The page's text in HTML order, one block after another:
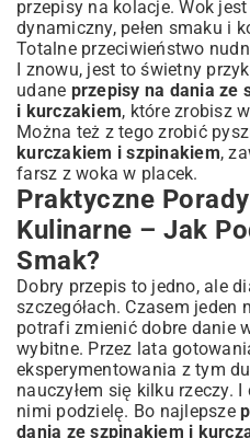
przepisy na kolacje. Wok jest
dynamiczny, pełen smaku i
Totalne przeciwieństwo
I znowu, jest to świetny
udane przepisy na dania ze
i kurczakiem, które zrobisz
Można też z tego zrobić
kurczakiem i szpinakiem,
farsz z woka w placek.
Praktyczne
Kulinarne – Jak
Smak?
Dobry przepis to jedno, ale
szczegółach. Czasem jeden
potrafi zmienić dobre danie
wybitne. Przez lata
eksperymentowania z tym
nauczyłem się kilku rzeczy.
nimi podzielę. Bo najlepsze
dania ze szpinakiem i